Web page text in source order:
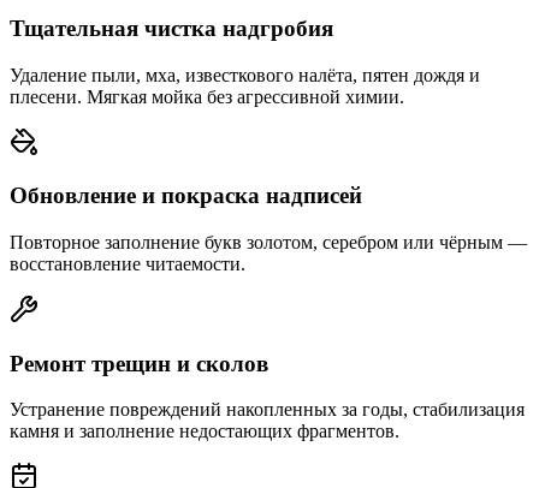
Тщательная чистка надгробия
Удаление пыли, мха, известкового налёта, пятен дождя и
плесени. Мягкая мойка без агрессивной химии.
Обновление и покраска надписей
Повторное заполнение букв золотом, серебром или чёрным —
восстановление читаемости.
Ремонт трещин и сколов
Устранение повреждений накопленных за годы, стабилизация
камня и заполнение недостающих фрагментов.